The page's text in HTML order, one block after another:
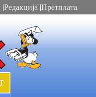
|Редакција |Претплата